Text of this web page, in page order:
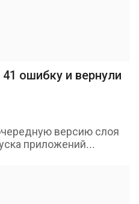
ошибку и вернули
версию слоя
приложений...